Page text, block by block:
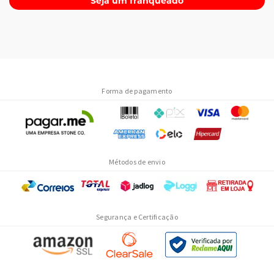
conferir três pontos no rótulo:
composição
garantem que o produto é regularizado e ajudam a comparar
concentração de ativos entre marcas.
Verifique a quantidade de proteína, creatina ou vitamina por
produto tem certificações de pureza ou testes de terceiros,
Combinando categorias
É comum combinar uma proteína com creatina, ou um
multivitamínico com ômega-3, dependendo do seu objetivo diário.
Forma de pagamento
Métodos de envio
Segurança e Certificação